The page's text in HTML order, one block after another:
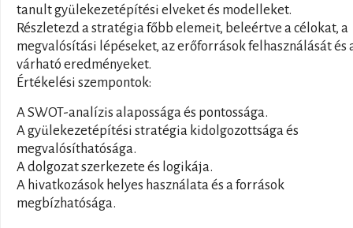
tanult gyülekezetépítési elveket és modelleket.
Részletezd a stratégia főbb elemeit, beleértve a célokat, a
megvalósítási lépéseket, az erőforrások felhasználását és
várható eredményeket.
Értékelési szempontok:
A SWOT-analízis alapossága és pontossága.
A gyülekezetépítési stratégia kidolgozottsága és
megvalósíthatósága.
A dolgozat szerkezete és logikája.
A hivatkozások helyes használata és a források
megbízhatósága.